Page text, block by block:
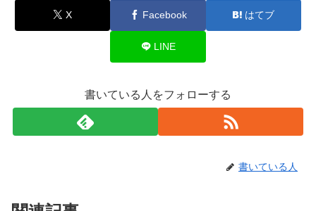
X Facebook はてブ
LINE
書いている人をフォローする
書いている人